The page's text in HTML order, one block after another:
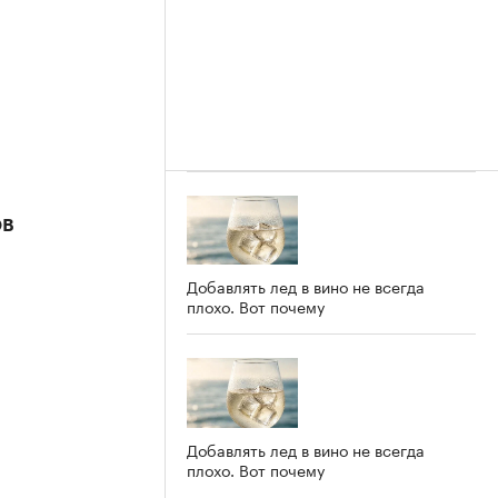
Добавлять лед в вино не всегда
плохо. Вот почему
Добавлять лед в вино не всегда
плохо. Вот почему